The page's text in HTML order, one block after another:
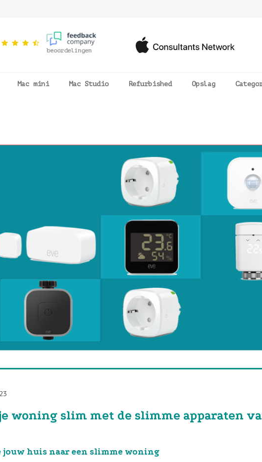
beoordelingen
Mac mini Mac Studio Refurbished Opslag
woning slim met de slimme apparaten
jouw huis naar een slimme woning